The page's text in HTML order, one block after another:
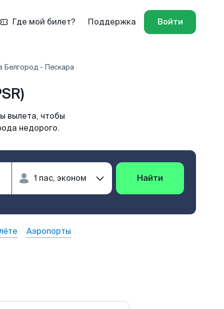
Где мой билет? Поддержка Войти
Белгород - Пескара
вылета, чтобы
недорого.
Найти
Аэропорты